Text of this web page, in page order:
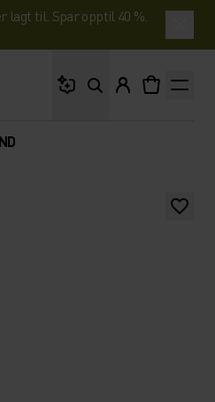
lagt til. Spar opptil 40 %.